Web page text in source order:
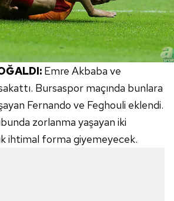
Emre Akbaba ve
Bursaspor maçında bunlara
Fernando ve Feghouli eklendi.
zorlanma yaşayan iki
ihtimal forma giyemeyecek.